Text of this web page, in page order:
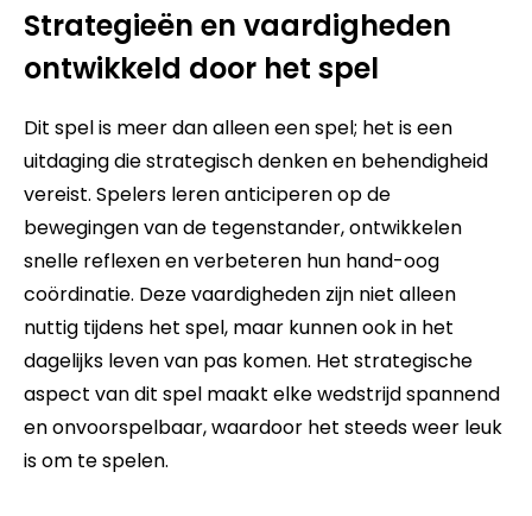
Strategieën en vaardigheden
ontwikkeld door het spel
Dit spel is meer dan alleen een spel; het is een
uitdaging die strategisch denken en behendigheid
vereist. Spelers leren anticiperen op de
bewegingen van de tegenstander, ontwikkelen
snelle reflexen en verbeteren hun hand-oog
coördinatie. Deze vaardigheden zijn niet alleen
nuttig tijdens het spel, maar kunnen ook in het
dagelijks leven van pas komen. Het strategische
aspect van dit spel maakt elke wedstrijd spannend
en onvoorspelbaar, waardoor het steeds weer leuk
is om te spelen.